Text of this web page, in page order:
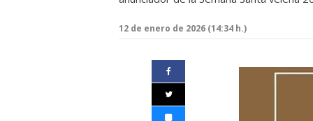
12 de enero de 2026 (14:34 h.)